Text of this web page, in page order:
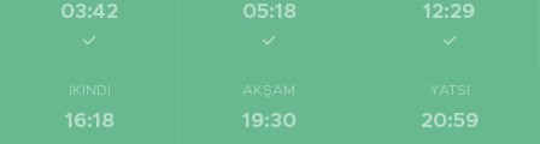
03:42 05:18 12:29
İKINDI
16:18
AKŞAM
19:30
YATSI
20:59